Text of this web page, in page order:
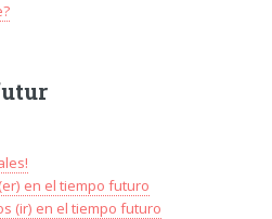
en el tiempo futuro
(ir) en el tiempo futuro